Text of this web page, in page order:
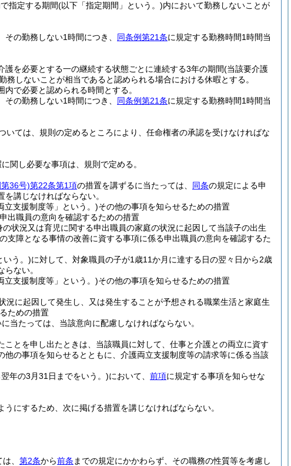
指定する期間(以下「指定期間」という。)内において勤務しないことが
その勤務しない1時間につき、 同条例第21条に規定する勤務時間1時間当
を必要とする一の継続する状態ごとに連続する3年の期間(当該要介護
務しないことが相当であると認められる場合における休暇とする。
で必要と認められる時間とする。
その勤務しない1時間につき、 同条例第21条に規定する勤務時間1時間当
いては、規則の定めるところにより、任命権者の承認を受けなければな
関し必要な事項は、規則で定める。
36号)第22条第1項の措置を講ずるに当たっては、 同条の規定による申
講じなければならない。
立支援制度等」という。)その他の事項を知らせるための措置
出職員の意向を確認するための措置
状況又は育児に関する申出職員の家庭の状況に起因して当該子の出生
障となる事情の改善に資する事項に係る申出職員の意向を確認するた
いう。)に対して、対象職員の子が1歳11か月に達する日の翌々日から2歳
ない。
立支援制度等」という。)その他の事項を知らせるための措置
に起因して発生し、又は発生することが予想される職業生活と家庭生
ための措置
当たっては、当該意向に配慮しなければならない。
とを申し出たときは、当該職員に対して、仕事と介護との両立に資す
他の事項を知らせるとともに、介護両立支援制度等の請求等に係る当該
年の3月31日までをいう。)において、 前項に規定する事項を知らせな
にするため、次に掲げる措置を講じなければならない。
、 第2条から前条 までの規定にかかわらず、その職務の性質等を考慮し